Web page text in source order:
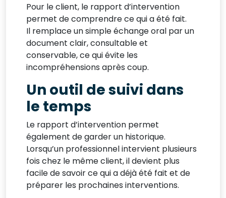
Pour le client, le rapport d’intervention
permet de comprendre ce qui a été fait.
Il remplace un simple échange oral par un
document clair, consultable et
conservable, ce qui évite les
incompréhensions après coup.
Un outil de suivi dans
le temps
Le rapport d’intervention permet
également de garder un historique.
Lorsqu’un professionnel intervient plusieurs
fois chez le même client, il devient plus
facile de savoir ce qui a déjà été fait et de
préparer les prochaines interventions.